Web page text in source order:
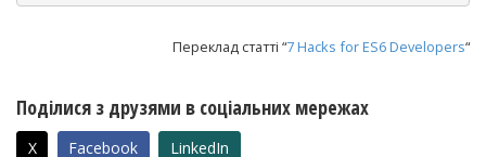
Переклад статті “7 Hacks for ES6 Developers“
Поділися з друзями в соціальних мережах
X Facebook LinkedIn